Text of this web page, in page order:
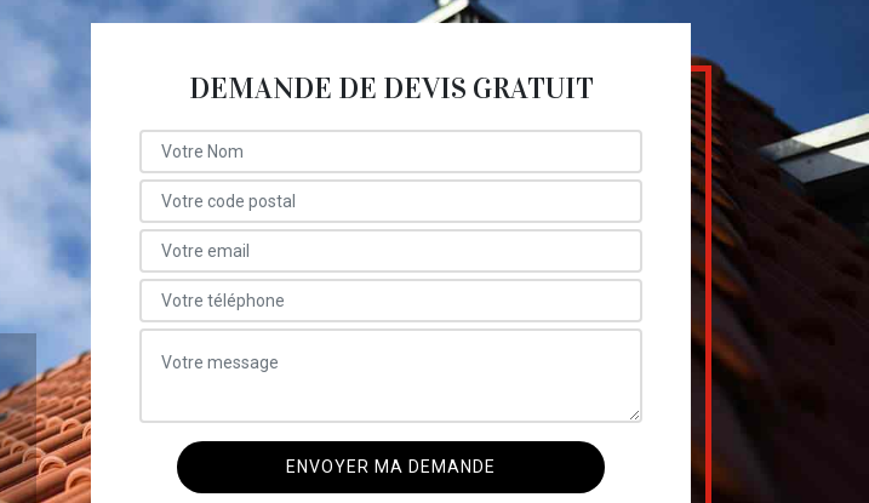
DEMANDE DE DEVIS GRATUIT